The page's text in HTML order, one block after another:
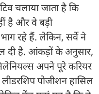
चलाया जाता है कि
है और वे बड़ी
भाग रहे हैं. लेकिन, सर्वे ने
दी है. आंकड़ों के अनुसार,
अपने पूरे करियर
लीडरशिप पोजीशन हासिल